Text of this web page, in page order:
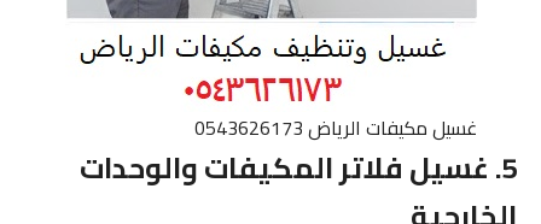
غسيل مكيفات الرياض 0543626173
5. غسيل فلاتر المكيفات والوحدات